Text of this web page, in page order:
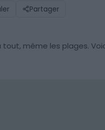
Partager
même les plages.